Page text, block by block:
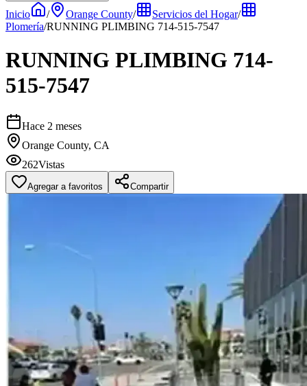
Inicio / Orange County/ Servicios del Hogar/
Plomería/RUNNING PLIMBING 714-515-7547
RUNNING PLIMBING 714-
515-7547
Hace 2 meses
Orange County, CA
262Vistas
Agregar a favoritos Compartir